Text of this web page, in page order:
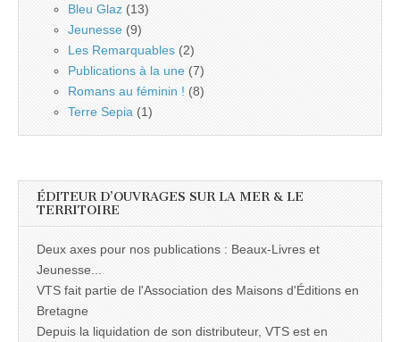
Bleu Glaz (13)
Jeunesse (9)
Les Remarquables (2)
Publications à la une (7)
Romans au féminin ! (8)
Terre Sepia (1)
ÉDITEUR D’OUVRAGES SUR LA MER & LE
TERRITOIRE
Deux axes pour nos publications : Beaux-Livres et
Jeunesse...
VTS fait partie de l'Association des Maisons d'Éditions en
Bretagne
Depuis la liquidation de son distributeur, VTS est en